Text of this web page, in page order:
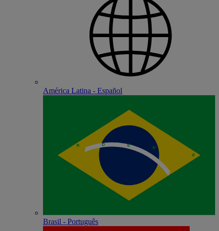
América Latina - Español
Brasil - Português